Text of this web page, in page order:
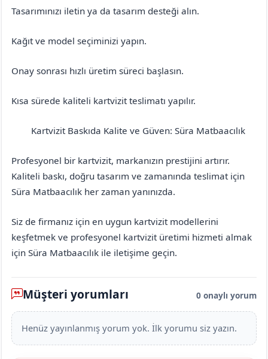
Tasarımınızı iletin ya da tasarım desteği alın.
Kağıt ve model seçiminizi yapın.
Onay sonrası hızlı üretim süreci başlasın.
Kısa sürede kaliteli kartvizit teslimatı yapılır.
Kartvizit Baskıda Kalite ve Güven: Süra Matbaacılık
Profesyonel bir kartvizit, markanızın prestijini artırır.
Kaliteli baskı, doğru tasarım ve zamanında teslimat için
Süra Matbaacılık her zaman yanınızda.
Siz de firmanız için en uygun kartvizit modellerini
keşfetmek ve profesyonel kartvizit üretimi hizmeti almak
için Süra Matbaacılık ile iletişime geçin.
Müşteri yorumları 0 onaylı yorum
Henüz yayınlanmış yorum yok. İlk yorumu siz yazın.